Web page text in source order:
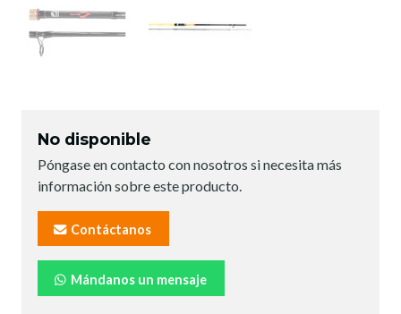
No disponible
Póngase en contacto con nosotros si necesita más
información sobre este producto.
Contáctanos
Mándanos un mensaje